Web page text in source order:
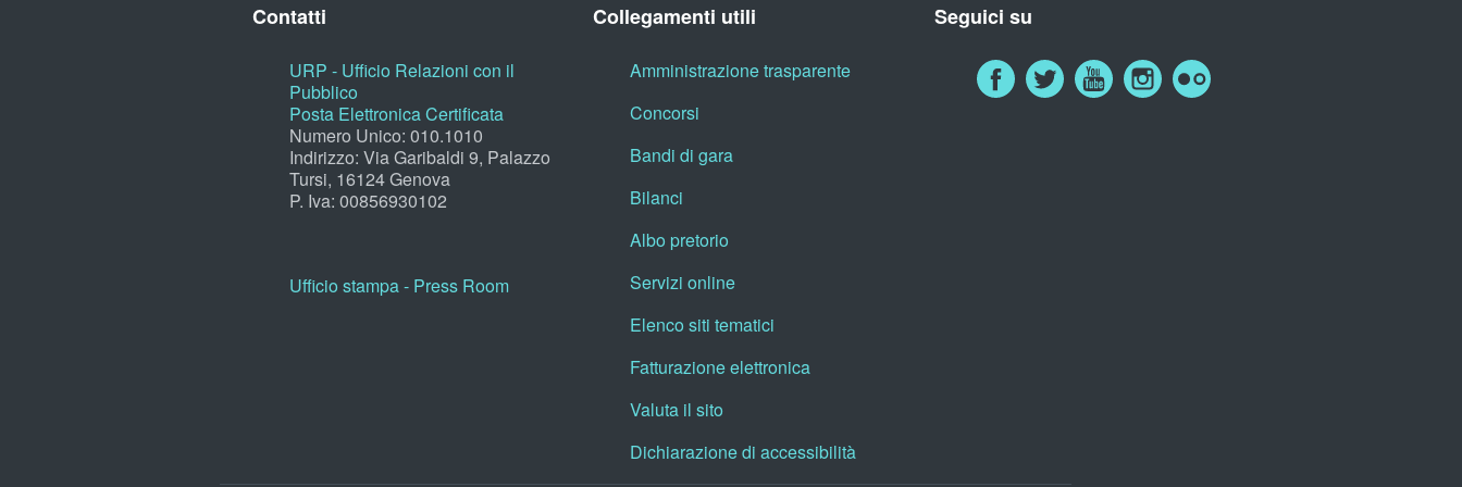
Contatti
URP - Ufficio Relazioni con il
Pubblico
Posta Elettronica Certificata
Numero Unico: 010.1010
Indirizzo: Via Garibaldi 9, Palazzo
Tursi, 16124 Genova
P. Iva: 00856930102
Ufficio stampa - Press Room
Collegamenti utili
Amministrazione trasparente
Concorsi
Bandi di gara
Bilanci
Albo pretorio
Servizi online
Elenco siti tematici
Fatturazione elettronica
Valuta il sito
Dichiarazione di accessibilità
Seguici su